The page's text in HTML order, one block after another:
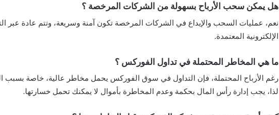
هل يمكن سحب الأرباح بسهولة من الشركات المرخصة ؟
نعم، عمليات السحب والإيداع في الشركات المرخصة تكون آمنة وسريعة، وتتم عادة عبر
الإلكترونية المعتمدة.
ما هي المخاطر المحتملة في تداول الفوركس ؟
رغم الأرباح المحتملة، فإن التداول في سوق الفوركس يحمل مخاطر عالية، خاصة بسبب
لذا، يجب إدارة رأس المال بحكمة وعدم المخاطرة بأموال لا يمكنك تحمل خسارتها.